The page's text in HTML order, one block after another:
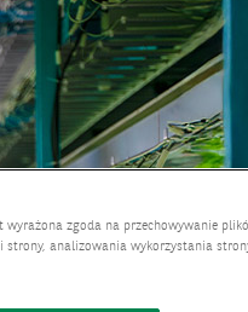
wyrażona zgoda na przechowywanie
analizowania wykorzystania